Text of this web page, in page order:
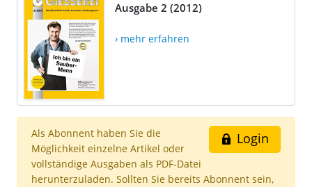
Ausgabe 2 (2012)
› mehr erfahren
Login
Als Abonnent haben Sie die
Möglichkeit einzelne Artikel oder
vollständige Ausgaben als PDF-Datei
herunterzuladen. Sollten Sie bereits Abonnent sein,